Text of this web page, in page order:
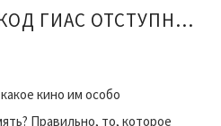
АНИМЕ ОНЛАЙН КОД ГИАС ОТСТУПНИК АКИТО
кино им особо
Правильно, то, которое